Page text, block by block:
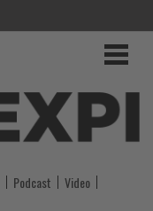
Podcast
Video